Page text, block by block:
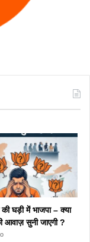
घड़ी में भाजपा – क्या
आवाज़ सुनी जाएगी ?